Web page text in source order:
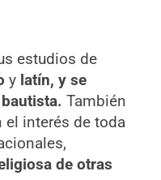
estudios de
y latín, y se
bautista.También
interés de toda
de otras